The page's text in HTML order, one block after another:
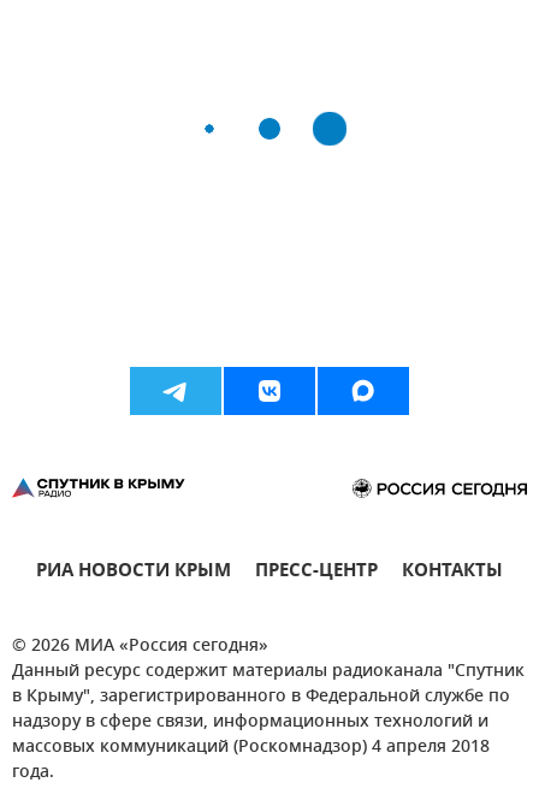
РИА НОВОСТИ КРЫМ ПРЕСС-ЦЕНТР КОНТАКТЫ
© 2026 МИА «Россия сегодня»
Данный ресурс содержит материалы радиоканала "Спутник
в Крыму", зарегистрированного в Федеральной службе по
надзору в сфере связи, информационных технологий и
массовых коммуникаций (Роскомнадзор) 4 апреля 2018
года.